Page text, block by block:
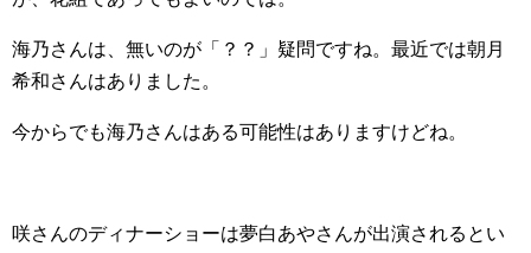
海乃さんは、無いのが「？？」疑問ですね。最近では朝月
希和さんはありました。
今からでも海乃さんはある可能性はありますけどね。
咲さんのディナーショーは夢白あやさんが出演されるとい